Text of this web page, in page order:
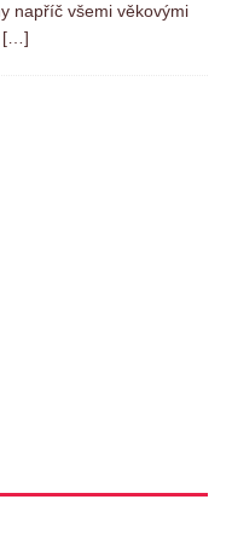
napříč všemi věkovými
[…]